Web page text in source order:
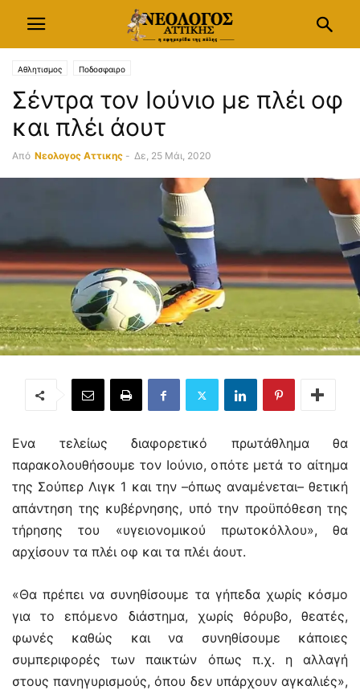
Αθλητισμος Ποδοσφαιρο
Σέντρα τον Ιούνιο με πλέι οφ
και πλέι άουτ
Από Νεολογος Αττικης - Δε, 25 Μάι, 2020
Ενα τελείως διαφορετικό πρωτάθλημα θα
παρακολουθήσουμε τον Ιούνιο, οπότε μετά το αίτημα
της Σούπερ Λιγκ 1 και την –όπως αναμένεται– θετική
απάντηση της κυβέρνησης, υπό την προϋπόθεση της
τήρησης του «υγειονομικού πρωτοκόλλου», θα
αρχίσουν τα πλέι οφ και τα πλέι άουτ.
«Θα πρέπει να συνηθίσουμε τα γήπεδα χωρίς κόσμο
για το επόμενο διάστημα, χωρίς θόρυβο, θεατές,
φωνές καθώς και να συνηθίσουμε κάποιες
συμπεριφορές των παικτών όπως π.χ. η αλλαγή
στους πανηγυρισμούς, όπου δεν υπάρχουν αγκαλιές»,